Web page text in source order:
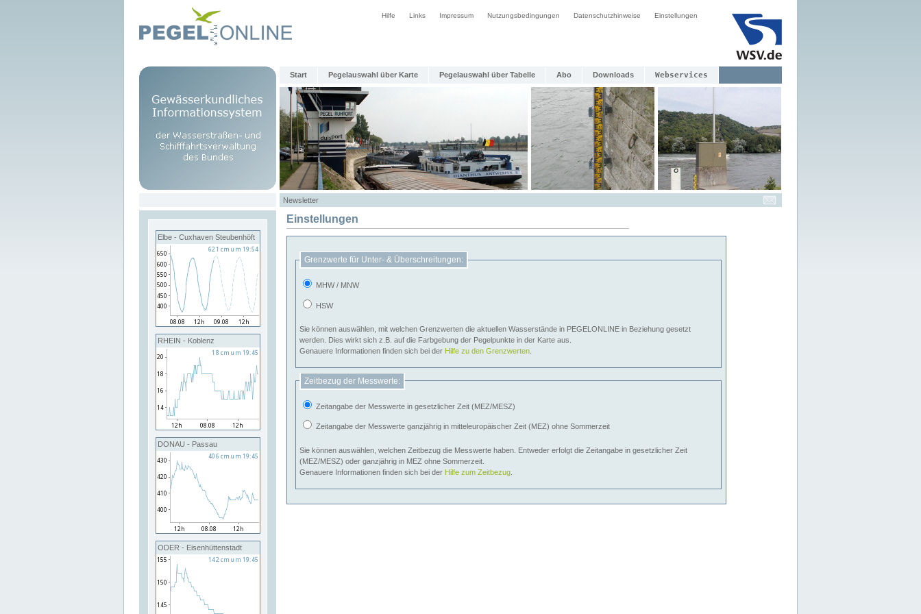
Hilfe Links Impressum Nutzungsbedingungen Datenschutzhinweise Einstellungen
Start Pegelauswahl über Karte Pegelauswahl über Tabelle Abo Downloads Webservices
Newsletter
Elbe - Cuxhaven Steubenhöft
RHEIN - Koblenz
DONAU - Passau
ODER - Eisenhüttenstadt
Einstellungen
Grenzwerte für Unter- & Überschreitungen:
MHW / MNW
HSW
Sie können auswählen, mit welchen Grenzwerten die aktuellen Wasserstände in PEGELONLINE in Beziehung gesetzt
werden. Dies wirkt sich z.B. auf die Farbgebung der Pegelpunkte in der Karte aus.
Genauere Informationen finden sich bei der Hilfe zu den Grenzwerten
Zeitbezug der Messwerte:
Zeitangabe der Messwerte in gesetzlicher Zeit (MEZ/MESZ)
Zeitangabe der Messwerte ganzjährig in mitteleuropäischer Zeit (MEZ) ohne Sommerzeit
Sie können auswählen, welchen Zeitbezug die Messwerte haben. Entweder erfolgt die Zeitangabe in gesetzlicher Zeit
(MEZ/MESZ) oder ganzjährig in MEZ ohne Sommerzeit.
Genauere Informationen finden sich bei der Hilfe zum Zeitbezug